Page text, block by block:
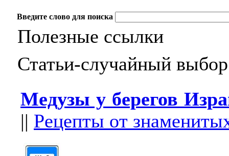
Введите слово для поиска
Полезные ссылки
Статьи-случайный выбор
Медузы у берегов
|| Рецепты от